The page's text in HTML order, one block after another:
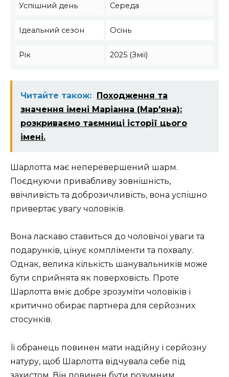
Успішний день Середа
Ідеальний сезон Осінь
Рік 2025 (Змії)
Читайте також:
Походження та
значення імені Маріанна (Мар'яна):
розкриваємо таємниці історії цього
імені.
Шарлотта має неперевершений шарм.
Поєднуючи привабливу зовнішність,
ввічливість та доброзичливість, вона успішно
привертає увагу чоловіків.
Вона ласкаво ставиться до чоловічої уваги та
подарунків, цінує компліменти та похвалу.
Однак, велика кількість шанувальників може
бути сприйнята як поверховість. Проте
Шарлотта вміє добре зрозуміти чоловіків і
критично обирає партнера для серйозних
стосунків.
Її обранець повинен мати надійну і серйозну
натуру, щоб Шарлотта відчувала себе під
захистом. Він повинен бути розумним,